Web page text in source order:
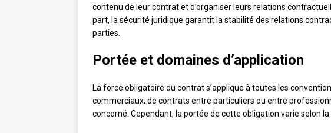
contenu de leur contrat et d’organiser leurs relations
part, la sécurité juridique garantit la stabilité des relations
parties.
Portée et domaines d’application
La force obligatoire du contrat s’applique à toutes les
commerciaux, de contrats entre particuliers ou entre
concerné. Cependant, la portée de cette obligation varie selon